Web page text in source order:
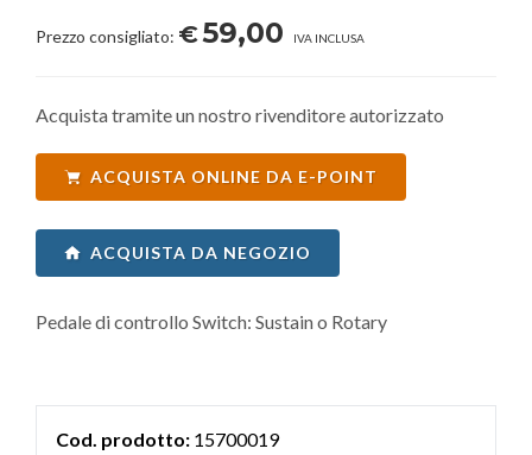
Prezzo consigliato: €59,00 IVA INCLUSA
Acquista tramite un nostro rivenditore autorizzato
ACQUISTA ONLINE DA E-POINT
ACQUISTA DA NEGOZIO
Pedale di controllo Switch: Sustain o Rotary
Cod. prodotto: 15700019